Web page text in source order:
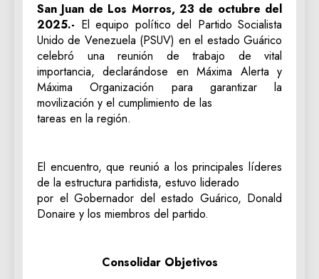
San Juan de Los Morros, 23 de octubre del
2025.- El equipo político del Partido Socialista
Unido de Venezuela (PSUV) en el estado Guárico
celebró una reunión de trabajo de vital
importancia, declarándose en Máxima Alerta y
Máxima Organización para garantizar la
movilización y el cumplimiento de las
tareas en la región.
El encuentro, que reunió a los principales líderes
de la estructura partidista, estuvo liderado
por el Gobernador del estado Guárico, Donald
Donaire y los miembros del partido.
Consolidar Objetivos